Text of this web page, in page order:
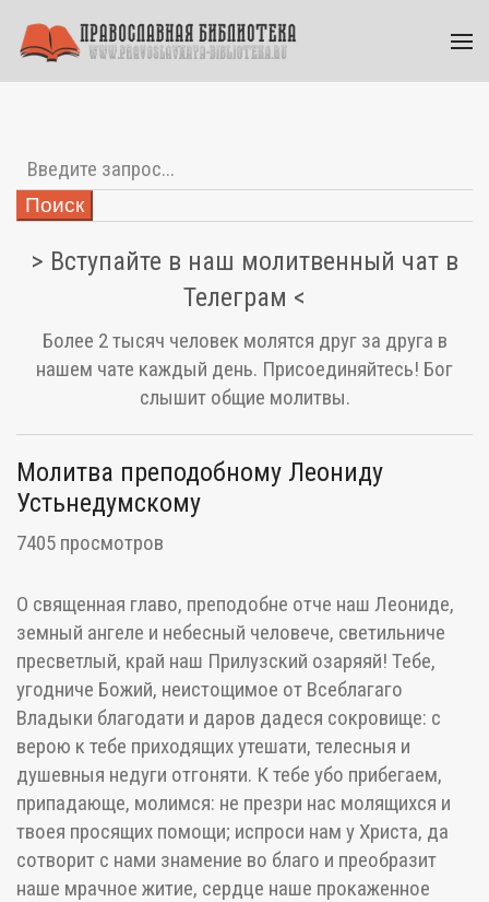
Поиск
> Вступайте в наш молитвенный чат в
Телеграм <
Более 2 тысяч человек молятся друг за друга в
нашем чате каждый день. Присоединяйтесь! Бог
слышит общие молитвы.
Молитва преподобному Леониду
Устьнедумскому
7405 просмотров
О священная главо, преподобне отче наш Леониде,
земный ангеле и небесный человече, светильниче
пресветлый, край наш Прилузский озаряяй! Тебе,
угодниче Божий, неистощимое от Всеблагаго
Владыки благодати и даров дадеся сокровище: с
верою к тебе приходящих утешати, телесныя и
душевныя недуги отгоняти. К тебе убо прибегаем,
припадающе, молимся: не презри нас молящихся и
твоея просящих помощи; испроси нам у Христа, да
сотворит с нами знамение во благо и преобразит
наше мрачное житие, сердце наше прокаженное